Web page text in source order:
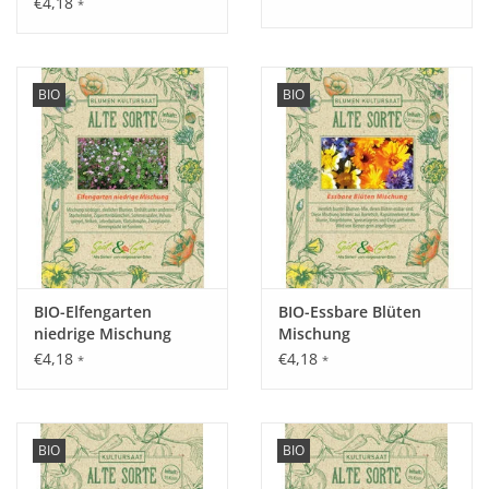
Aussaat:
Mitte August - Mitte November und Ende Dezember - Anfang
Februar.
Keimung:
Ab 12 °C, 8 - 10 Tage.
Kultur:
*
BIO
BIO-Elfengarten
niedrige Mischung
€4,18 *
BIO
BIO-Essbare Blüten
Mischung
€4,18 *
BIO BIO